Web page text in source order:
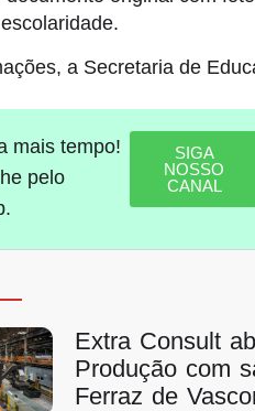
a Secretaria de
mais tempo!
pelo
SIGA
NOSSO
CANAL
Extra Consult
Produção com
Ferraz de